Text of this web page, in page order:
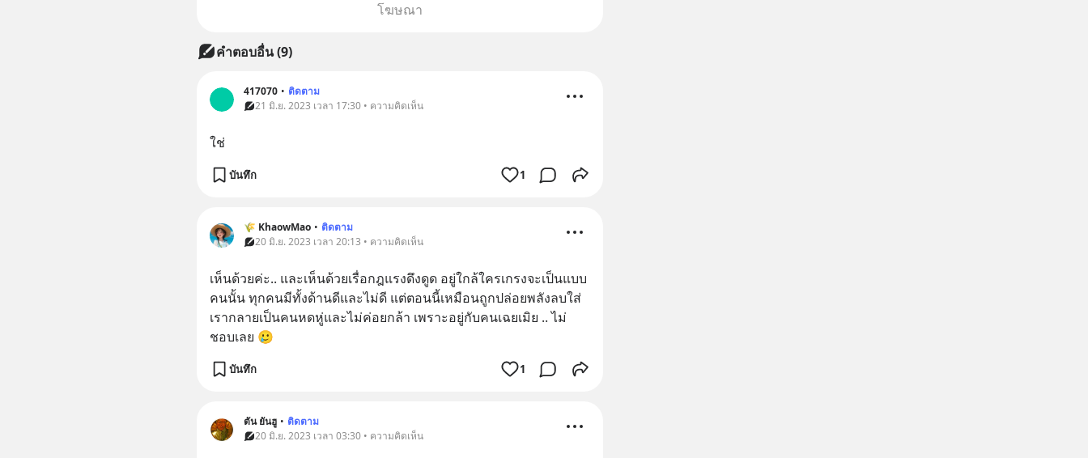
โฆษณา
คำตอบอื่น(9)
417070 • ติดตาม
21 มิ.ย. 2023 เวลา 17:30 • ความคิดเห็น
ใช่
บันทึก 1
🌾 KhaowMao • ติดตาม
20 มิ.ย. 2023 เวลา 20:13 • ความคิดเห็น
เห็นด้วยค่ะ.. และเห็นด้วยเรื่อกฎแรงดึงดูด อยู่ใกล้ใครเกรงจะเป็นแบบ
คนนั้น ทุกคนมีทั้งด้านดีและไม่ดี แต่ตอนนี้เหมือนถูกปล่อยพลังลบใส่
เรากลายเป็นคนหดหู่และไม่ค่อยกล้า เพราะอยู่กับคนเฉยเมิย .. ไม่
ชอบเลย 🥲
บันทึก 1
ตัน ยันฮู • ติดตาม
20 มิ.ย. 2023 เวลา 03:30 • ความคิดเห็น